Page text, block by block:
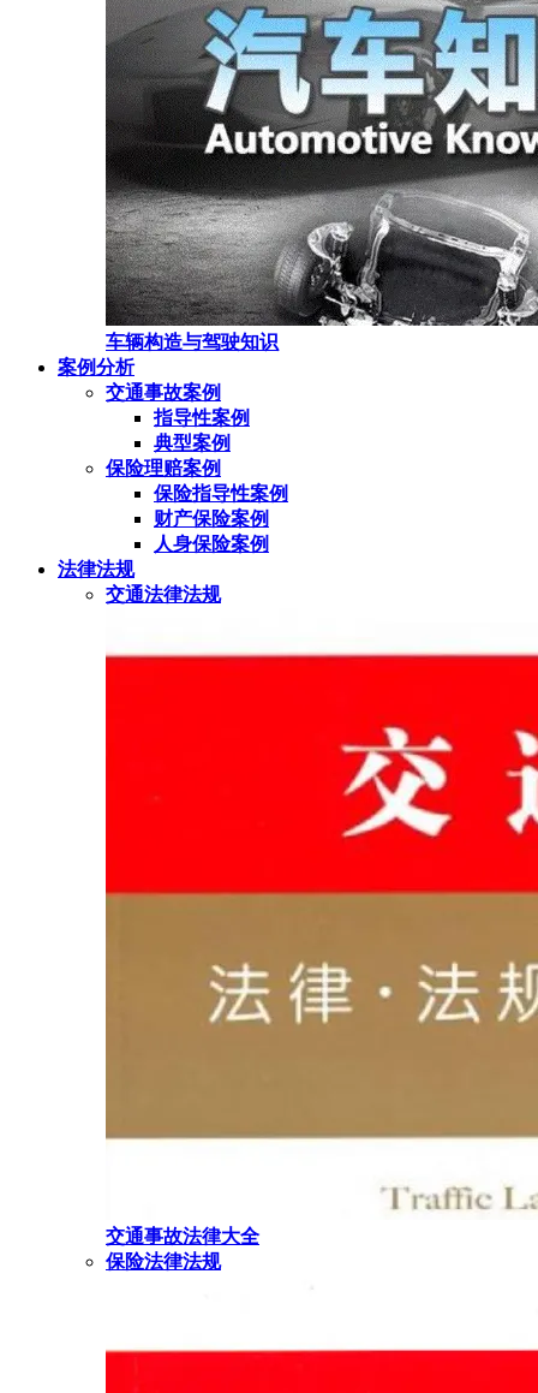
车辆构造与驾驶知识
案例分析
交通事故案例
指导性案例
典型案例
保险理赔案例
保险指导性案例
财产保险案例
人身保险案例
法律法规
交通法律法规
交通事故法律大全
保险法律法规